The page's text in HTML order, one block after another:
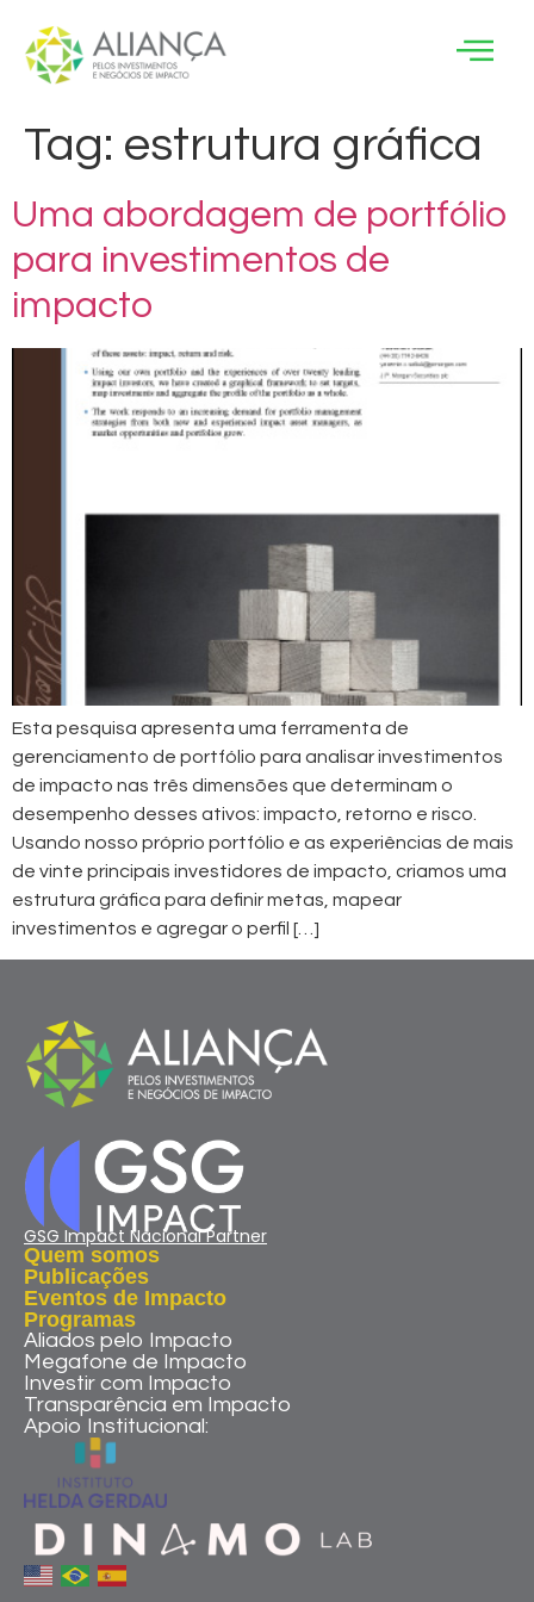
Tag: estrutura gráfica
Uma abordagem de portfólio
para investimentos de
impacto
Esta pesquisa apresenta uma ferramenta de
gerenciamento de portfólio para analisar investimentos
de impacto nas três dimensões que determinam o
desempenho desses ativos: impacto, retorno e risco.
Usando nosso próprio portfólio e as experiências de mais
de vinte principais investidores de impacto, criamos uma
estrutura gráfica para definir metas, mapear
investimentos e agregar o perfil […]
GSG Impact Nacional Partner
Quem somos
Publicações
Eventos de Impacto
Programas
Aliados pelo Impacto
Megafone de Impacto
Investir com Impacto
Transparência em Impacto
Apoio Institucional: